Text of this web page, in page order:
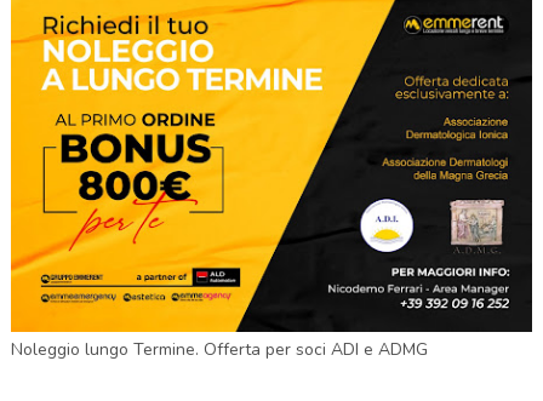
Noleggio lungo Termine. Offerta per soci ADI e ADMG